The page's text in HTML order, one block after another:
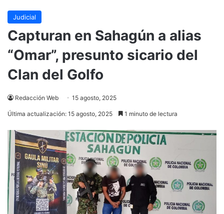
Judicial
Capturan en Sahagún a alias
“Omar”, presunto sicario del
Clan del Golfo
Redacción Web 15 agosto, 2025
Última actualización: 15 agosto, 2025 1 minuto de lectura